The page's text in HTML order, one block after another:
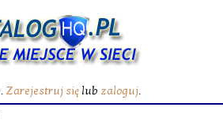
Zarejestruj się lub zaloguj.